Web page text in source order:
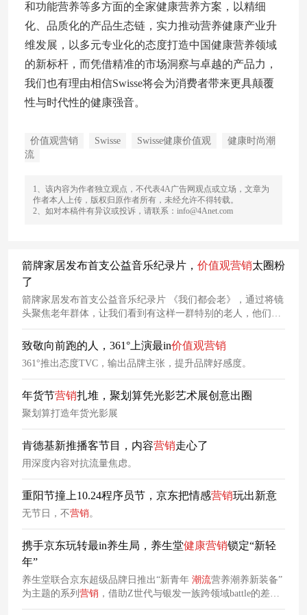
和功能营养等多方面的全家健康营养方案，以精细
化、品质化的产品生态链，实力推动营养健康产业升
维发展，以多元专业化的态度打造中国健康营养领域
的新标杆，而凭借精准的市场洞察与卓越的产品力，
我们也有理由相信Swisse将会为消费者带来更具颠覆
性与时代性的健康强音。
价值观营销 Swisse Swisse健康价值观
健康时尚潮
流
1、该内容为作者独立观点，不代表4A广告网观点或立场，文章为
作者本人上传，版权归原作者所有，未经允许不得转载。
2、如对本稿件有异议或投诉，请联系：info@4Anet.com
箭牌家居发布首支公益音乐纪录片， 价值观营销太圈粉
了
箭牌家居发布首支公益音乐纪录片 《我们都会老》，通过将镜
头聚焦老年群体，让我们看到有这样一群特别的老人，他们是
披着年迈躯壳的音乐“少年”，他们用年轻时的热爱，释放着跨
越年龄的精彩。
致敬向前跑的人，361°上演最in价值观营销
361°推出态度TVC，输出品牌主张，提升品牌好感度。
年货节营销扎堆，聚划算凭光影艺术展创意出圈
聚划算打造年货光影展
肯德基新推播客节目，内容营销走心了
用深度内容对抗流量焦虑。
重阳节撞上10.24程序员节，京东把情感营销玩出新意
无节日，不营销。
携手京东玩转最in养生局，养生堂健康营销锁定“新轻
年”
养生堂联合京东超级品牌日推出“新青年 潮流营养潮养新装备”
为主题的系列 营销 ，借助Z世代与银发一族跨领域battle的差异
化碰撞声量，巧妙地联通了两大人群，玩出了一场潮流与健康